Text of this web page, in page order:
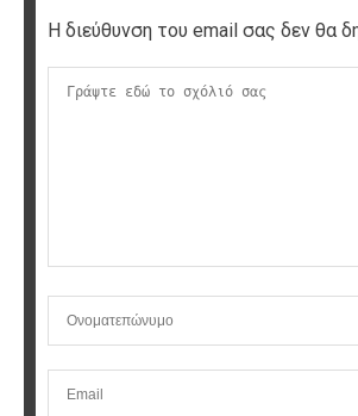
Η διεύθυνση του email σας δεν θα